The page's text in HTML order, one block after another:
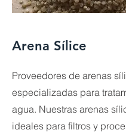
Arena Sílice
Proveedores de arenas
especializadas para
agua. Nuestras arenas
ideales para filtros y